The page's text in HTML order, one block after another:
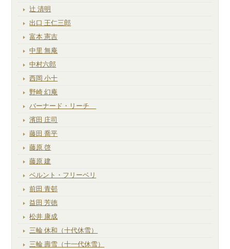
辻 清明
出口 王仁三郎
富本 憲吉
中里 無庵
中村六郎
西岡 小十
野崎 幻庵
バーナード・リーチ
濱田 庄司
藤田 喬平
藤原 啓
藤原 建
ベルント・フリーベリ
前田 青邨
益田 芳徳
松井 康成
三輪 休和（十代休雪）
三輪 壽雪（十一代休雪）